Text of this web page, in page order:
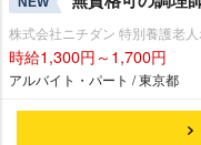
株式会社ニチダン 特別養護老
時給1,300円～1,700円
アルバイト・パート / 東京都